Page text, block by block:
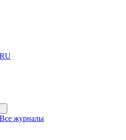
RU
Все журналы